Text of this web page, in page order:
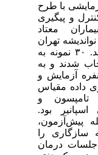
با طرح
و پیگیری
معتاد
تهران
در زمستان سال ۱۳۹۶ انجام شد. ۳۰ نمونه به
شدند و به
در دو گروه ۱۵نفره آزمایش و
داده مقیاس
و
بود.
پیش‌آزمون،
را
درمان